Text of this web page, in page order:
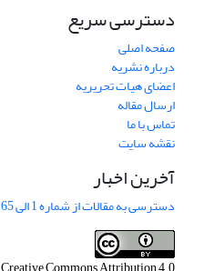
دسترسی سریع
صفحه اصلی
درباره نشریه
اعضای هیات تحریریه
ارسال مقاله
تماس با ما
نقشه سایت
آخرین اخبار
دسترسی به مقالات از شماره 1 الی 65 پژوهشهای جغرافیایی